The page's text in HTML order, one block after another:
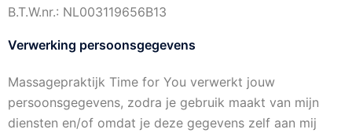
B.T.W.nr.: NL003119656B13
Verwerking persoonsgegevens
Massagepraktijk Time for You verwerkt jouw
persoonsgegevens, zodra je gebruik maakt van mijn
diensten en/of omdat je deze gegevens zelf aan mij